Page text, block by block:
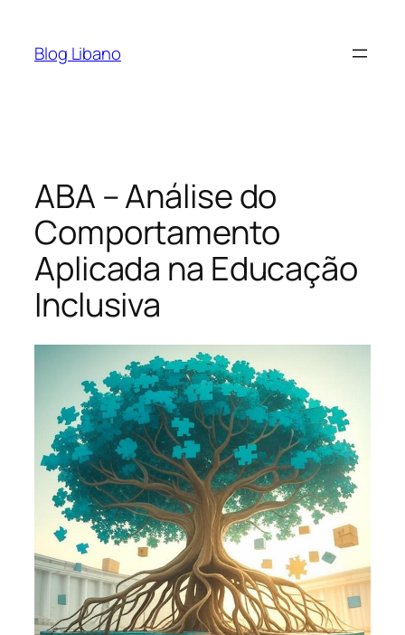
Blog Libano
ABA – Análise do
Comportamento
Aplicada na Educação
Inclusiva